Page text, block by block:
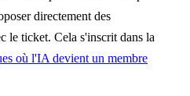
directement des
le ticket. Cela s'inscrit dans la
où l'IA devient un membre